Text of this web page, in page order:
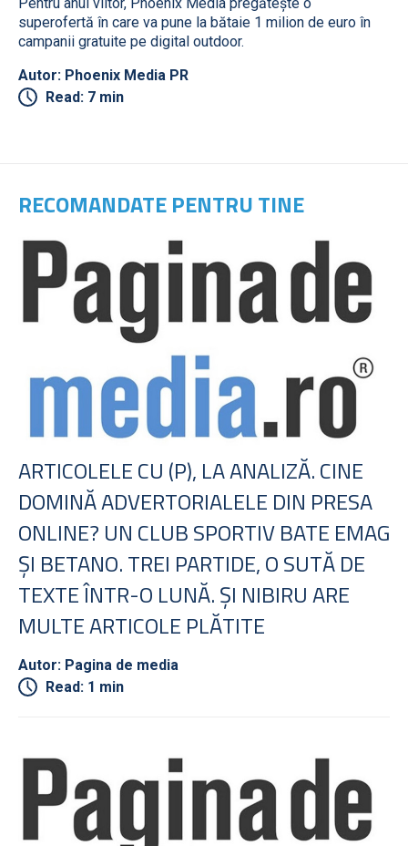
Pentru anul viitor, Phoenix Media pregătește o
superofertă în care va pune la bătaie 1 milion de euro în
campanii gratuite pe digital outdoor.
Autor: Phoenix Media PR
Read: 7 min
RECOMANDATE PENTRU TINE
ARTICOLELE CU (P), LA ANALIZĂ. CINE
DOMINĂ ADVERTORIALELE DIN PRESA
ONLINE? UN CLUB SPORTIV BATE EMAG
ŞI BETANO. TREI PARTIDE, O SUTĂ DE
TEXTE ÎNTR-O LUNĂ. ŞI NIBIRU ARE
MULTE ARTICOLE PLĂTITE
Autor: Pagina de media
Read: 1 min